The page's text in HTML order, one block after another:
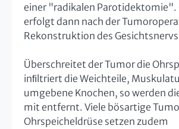
einer "radikalen Parotidektomie".
erfolgt dann nach der
Rekonstruktion des
Überschreitet der Tumor die
inﬁltriert die Weichteile,
umgebene Knochen, so werden
mit entfernt. Viele bösartige
Ohrspeicheldrüse setzen zudem